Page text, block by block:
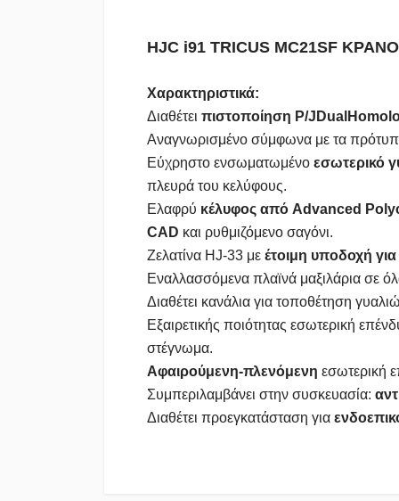
HJC i91 TRICUS MC21SF
Χαρακτηριστικά:
Διαθέτει πιστοποίηση P/
Αναγνωρισμένο σύμφωνα με τα
Εύχρηστο ενσωματωμένο εσωτερικό
πλευρά του κελύφους.
Ελαφρύ κέλυφος από Advanced
CAD και ρυθμιζόμενο σαγόνι.
Ζελατίνα HJ-33 με έτοιμη υποδοχή
Εναλλασσόμενα πλαϊνά μαξιλάρια σε
Διαθέτει κανάλια για τοποθέτηση
Εξαιρετικής ποιότητας εσωτερική
στέγνωμα.
Αφαιρούμενη-πλενόμενη εσωτερική
Συμπεριλαμβάνει στην συσκευασία:
Διαθέτει προεγκατάσταση για